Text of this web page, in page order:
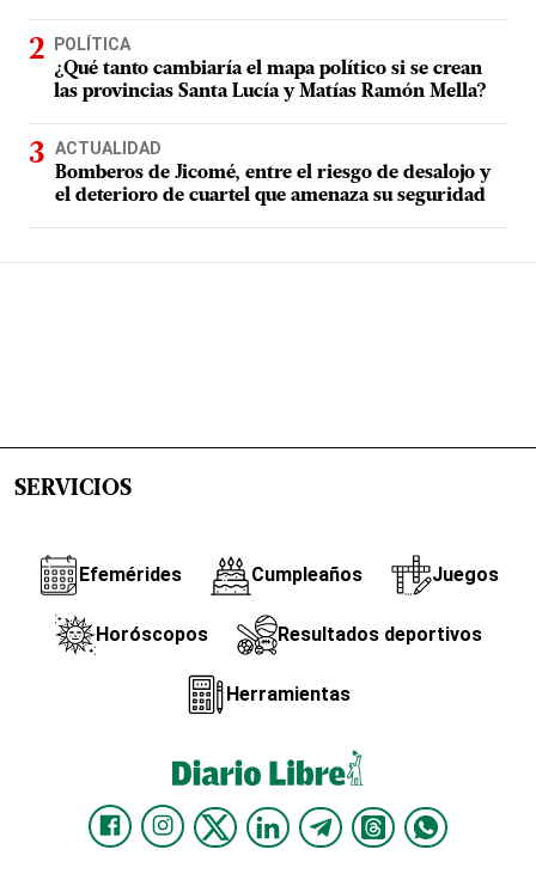
POLÍTICA
¿Qué tanto cambiaría el mapa político si se crean
las provincias Santa Lucía y Matías Ramón Mella?
ACTUALIDAD
Bomberos de Jicomé, entre el riesgo de desalojo y
el deterioro de cuartel que amenaza su seguridad
SERVICIOS
Efemérides Cumpleaños Juegos
Horóscopos Resultados deportivos
Herramientas